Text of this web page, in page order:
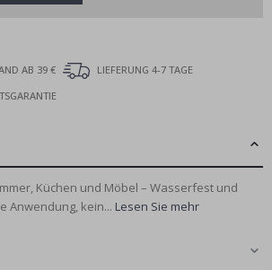
AB 39 €
LIEFERUNG 4-7 TAGE
Küchen und Möbel – Wasserfest und
Anwendung, kein... Lesen Sie mehr